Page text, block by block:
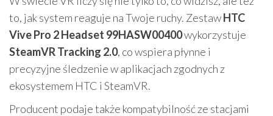
to, jak system reaguje na Twoje ruchy. ZestawHTC
Vive Pro 2 Headset 99HASW00400wykorzystuje
SteamVR Tracking 2.0, co wspiera płynne i
precyzyjne śledzenie w aplikacjach zgodnych z
ekosystemem HTC i SteamVR.
Producent podaje także kompatybilność ze stacjami